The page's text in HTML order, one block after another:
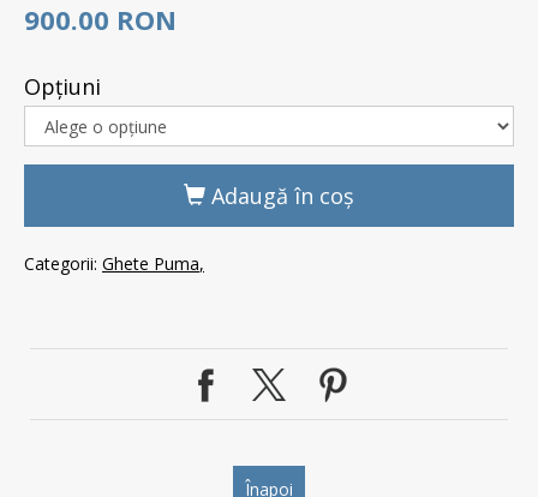
900.00 RON
Opţiuni
Adaugă în coş
Categorii: Ghete Puma
Înapoi